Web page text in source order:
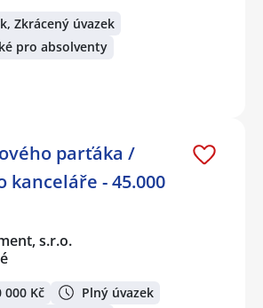
Zkrácený úvazek
pro absolventy
parťáka /
kanceláře - 45.000
s.r.o.
000 Kč
Plný úvazek